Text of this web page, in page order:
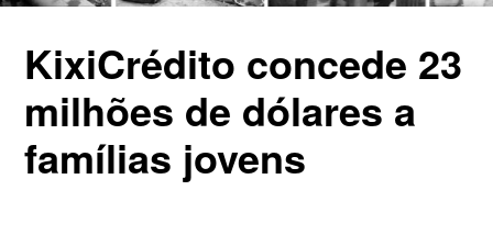
KixiCrédito concede 23
milhões de dólares a
famílias jovens